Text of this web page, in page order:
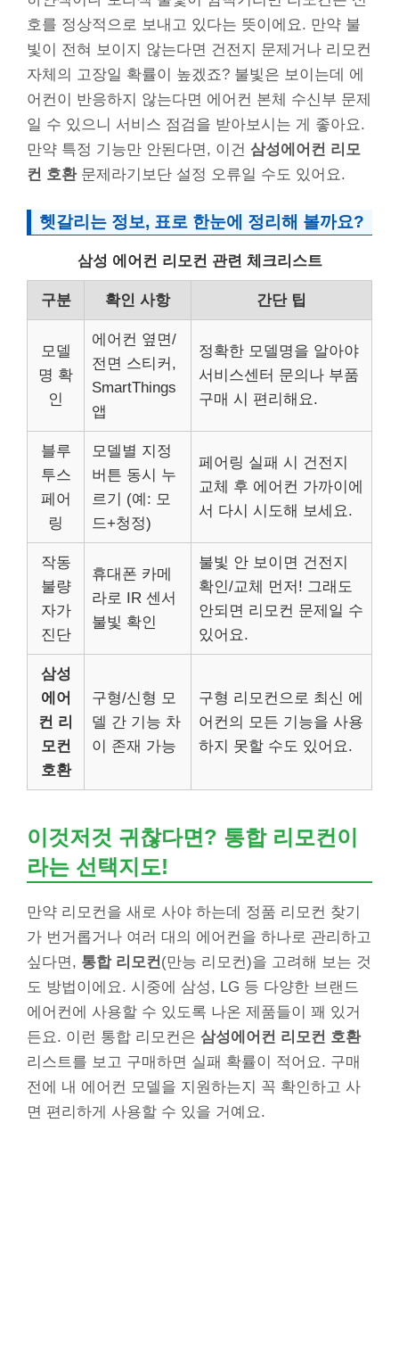
호를 정상적으로 보내고 있다는 뜻이에요. 만약 불
빛이 전혀 보이지 않는다면 건전지 문제거나 리모컨
자체의 고장일 확률이 높겠죠? 불빛은 보이는데 에
어컨이 반응하지 않는다면 에어컨 본체 수신부 문제
일 수 있으니 서비스 점검을 받아보시는 게 좋아요.
만약 특정 기능만 안된다면, 이건 삼성에어컨 리모
컨 호환문제라기보단 설정 오류일 수도 있어요.
헷갈리는 정보, 표로 한눈에 정리해 볼까요?
삼성 에어컨 리모컨 관련 체크리스트
구분 확인 사항 간단 팁
모델
명 확
인
에어컨 옆면/
전면 스티커,
SmartThings
앱
정확한 모델명을 알아야
서비스센터 문의나 부품
구매 시 편리해요.
블루
투스
페어
링
모델별 지정
버튼 동시 누
르기 (예: 모
드+청정)
페어링 실패 시 건전지
교체 후 에어컨 가까이에
서 다시 시도해 보세요.
작동
불량
자가
진단
휴대폰 카메
라로 IR 센서
불빛 확인
불빛 안 보이면 건전지
확인/교체 먼저! 그래도
안되면 리모컨 문제일 수
있어요.
삼성
에어
컨 리
모컨
호환
구형/신형 모
델 간 기능 차
이 존재 가능
구형 리모컨으로 최신 에
어컨의 모든 기능을 사용
하지 못할 수도 있어요.
이것저것 귀찮다면? 통합 리모컨이
라는 선택지도!
만약 리모컨을 새로 사야 하는데 정품 리모컨 찾기
가 번거롭거나 여러 대의 에어컨을 하나로 관리하고
싶다면, 통합 리모컨(만능 리모컨)을 고려해 보는 것
도 방법이에요. 시중에 삼성, LG 등 다양한 브랜드
에어컨에 사용할 수 있도록 나온 제품들이 꽤 있거
든요. 이런 통합 리모컨은 삼성에어컨 리모컨 호환
리스트를 보고 구매하면 실패 확률이 적어요. 구매
전에 내 에어컨 모델을 지원하는지 꼭 확인하고 사
면 편리하게 사용할 수 있을 거예요.